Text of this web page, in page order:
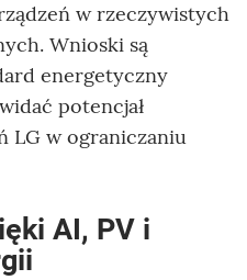
w rzeczywistych
Wnioski są
energetyczny
potencjał
LG w ograniczaniu
AI, PV i